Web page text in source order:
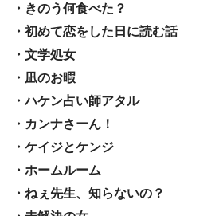
・きのう何食べた？
・初めて恋をした日に読む話
・文学処女
・凪のお暇
・ハケン占い師アタル
・カンナさーん！
・ケイジとケンジ
・ホームルーム
・ねぇ先生、知らないの？